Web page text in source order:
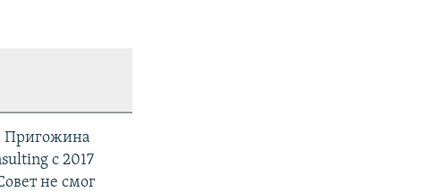
Пригожина
с 2017
не смог